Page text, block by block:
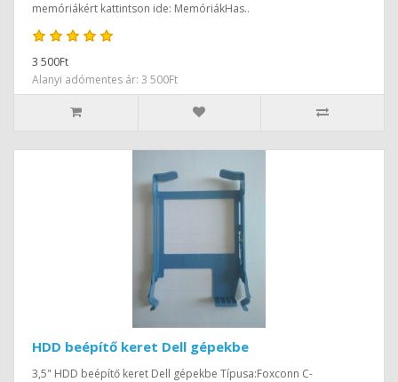
memóriákért kattintson ide: MemóriákHas..
3 500Ft
Alanyi adómentes ár: 3 500Ft
HDD beépítő keret Dell gépekbe
3,5" HDD beépítő keret Dell gépekbe Típusa:Foxconn C-